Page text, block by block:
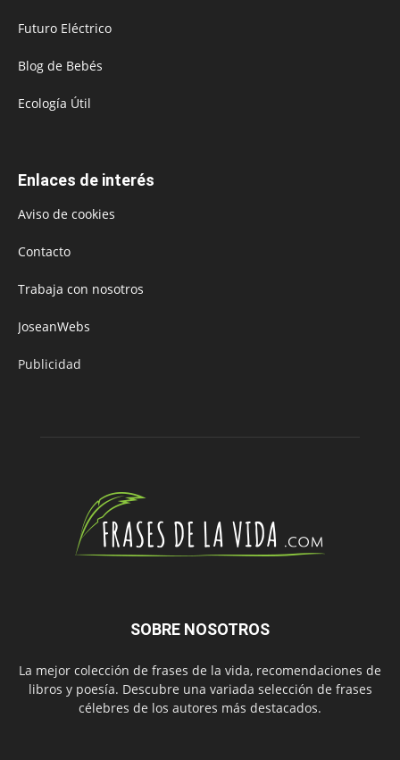
Futuro Eléctrico
Blog de Bebés
Ecología Útil
Enlaces de interés
Aviso de cookies
Contacto
Trabaja con nosotros
JoseanWebs
Publicidad
SOBRE NOSOTROS
La mejor colección de frases de la vida, recomendaciones de
libros y poesía. Descubre una variada selección de frases
célebres de los autores más destacados.